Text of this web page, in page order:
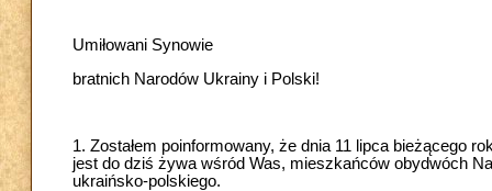
Umiłowani Synowie
bratnich Narodów Ukrainy i Polski!
1. Zostałem poinformowany, że dnia 11 lipca bieżącego
jest do dziś żywa wśród Was, mieszkańców obydwóch
ukraińsko-polskiego.